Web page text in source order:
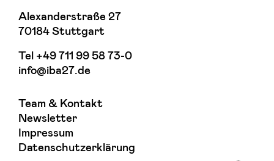
Alexanderstraße 27
70184 Stuttgart
Tel +49 711 99 58 73-0
info@iba27.de
Team & Kontakt
Newsletter
Impressum
Datenschutzerklärung